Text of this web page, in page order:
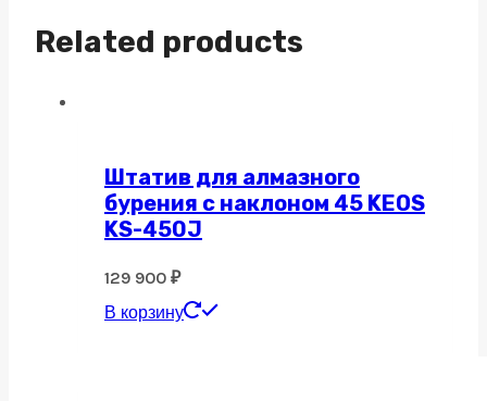
Related products
Штатив для алмазного
бурения с наклоном 45 KEOS
KS-450J
129 900 ₽
В корзину